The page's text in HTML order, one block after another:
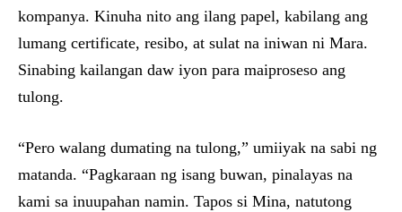
kompanya. Kinuha nito ang ilang papel, kabilang ang
lumang certificate, resibo, at sulat na iniwan ni Mara.
Sinabing kailangan daw iyon para maiproseso ang
tulong.
“Pero walang dumating na tulong,” umiiyak na sabi ng
matanda. “Pagkaraan ng isang buwan, pinalayas na
kami sa inuupahan namin. Tapos si Mina, natutong